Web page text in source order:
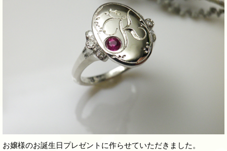
お嬢様のお誕生日プレゼントに作らせていただきました。